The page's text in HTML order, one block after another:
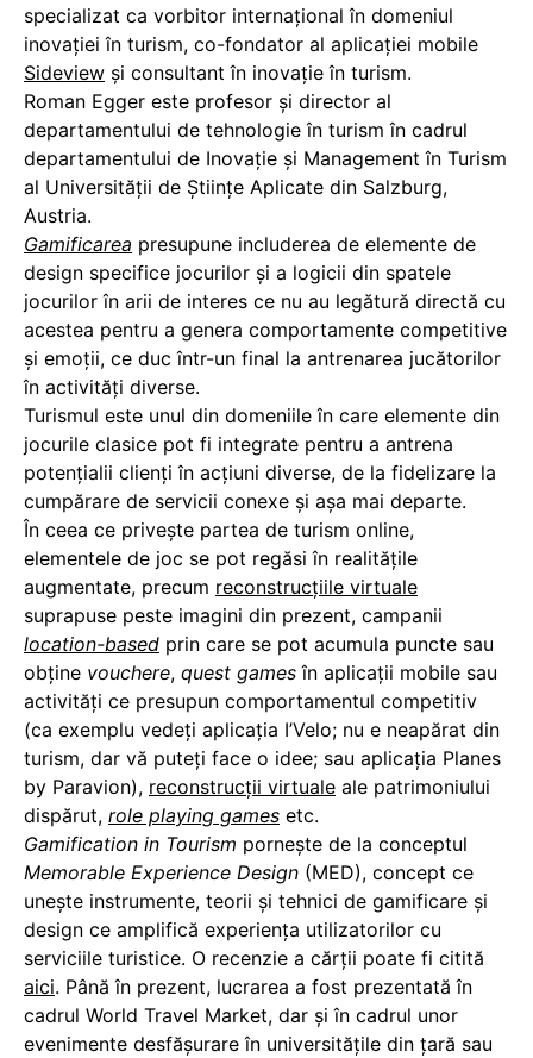
specializat ca vorbitor internațional în domeniul
inovației în turism, co-fondator al aplicaţiei mobile
Sideview și consultant în inovaţie în turism.
Roman Egger este profesor și director al
departamentului de tehnologie în turism în cadrul
departamentului de Inovație și Management în Turism
al Universității de Științe Aplicate din Salzburg,
Austria.
Gamificarea presupune includerea de elemente de
design specifice jocurilor și a logicii din spatele
jocurilor în arii de interes ce nu au legătură directă cu
acestea pentru a genera comportamente competitive
și emoții, ce duc într-un final la antrenarea jucătorilor
în activități diverse.
Turismul este unul din domeniile în care elemente din
jocurile clasice pot fi integrate pentru a antrena
potențialii clienți în acțiuni diverse, de la fidelizare la
cumpărare de servicii conexe și așa mai departe.
În ceea ce privește partea de turism online,
elementele de joc se pot regăsi în realitățile
augmentate, precum reconstrucțiile virtuale
suprapuse peste imagini din prezent, campanii
location-based prin care se pot acumula puncte sau
obține vouchere, quest games în aplicații mobile sau
activități ce presupun comportamentul competitiv
(ca exemplu vedeți aplicația I’Velo; nu e neapărat din
turism, dar vă puteți face o idee; sau aplicația Planes
by Paravion), reconstrucții virtuale ale patrimoniului
dispărut, role playing games etc.
Gamification in Tourism pornește de la conceptul
Memorable Experience Design (MED), concept ce
unește instrumente, teorii și tehnici de gamificare și
design ce amplifică experiența utilizatorilor cu
serviciile turistice. O recenzie a cărții poate fi citită
aici. Până în prezent, lucrarea a fost prezentată în
cadrul World Travel Market, dar și în cadrul unor
evenimente desfășurare în universitățile din țară sau